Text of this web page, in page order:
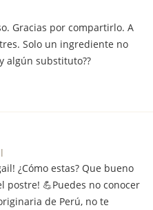
Gracias por compartirlo. A
Solo un ingrediente no
algún substituto??
¿Cómo estas? Que bueno
postre! 💪Puedes no conocer
de Perú, no te